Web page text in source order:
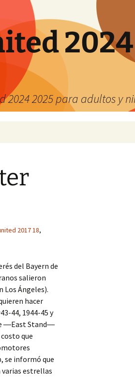
2024
2024 2025 para adultos y
2017 18,
del Bayern de
salieron
Los Ángeles).
hacer
44, 1944-45 y
―East Stand―
que
se informó que
estrellas